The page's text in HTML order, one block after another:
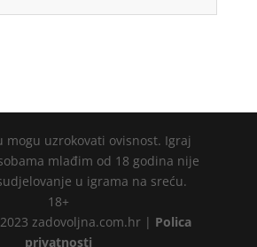
mogu uzrokovati ovisnost. Igraj
mlađim od 18 godina nije
u igrama na sreću.
18+
zadovoljna.com.hr | Polica
privatnosti